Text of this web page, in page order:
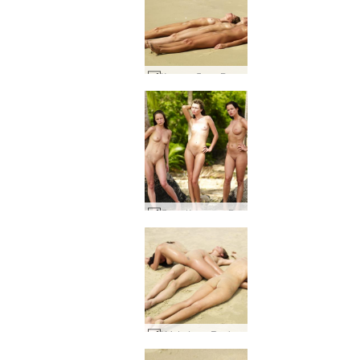
Криста Лиса Руслана плажни скитници #7
Лиза Криста и Руслана между длани #21